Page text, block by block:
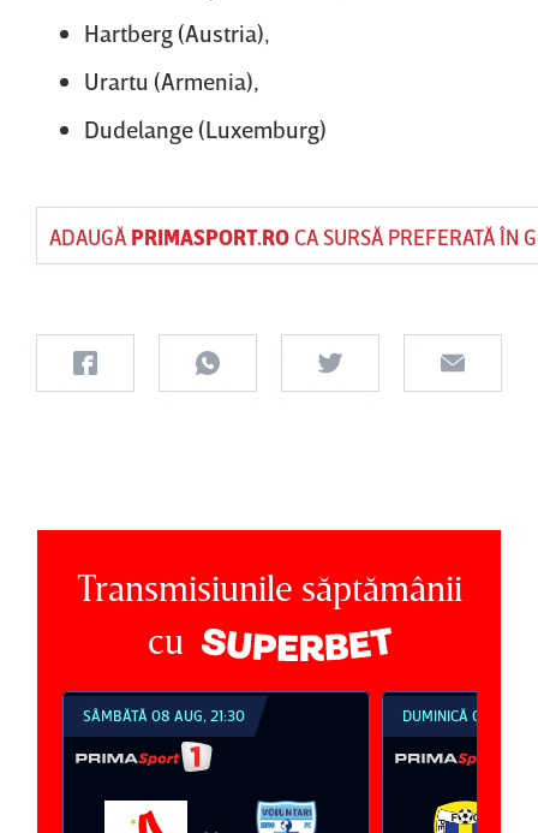
Hartberg (Austria),
Urartu (Armenia),
Dudelange (Luxemburg)
ADAUGĂ PRIMASPORT.ROCA SURSĂ PREFERATĂ ÎN
Transmisiunile săptămânii
cu
SÂMBĂTĂ 08 AUG, 21:30 DUMINICĂ 09 AUG,